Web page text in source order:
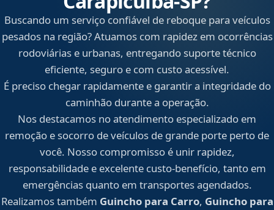
Buscando um serviço confiável de reboque para veículos
pesados na região? Atuamos com rapidez em ocorrências
rodoviárias e urbanas, entregando suporte técnico
eficiente, seguro e com custo acessível.
É preciso chegar rapidamente e garantir a integridade do
caminhão durante a operação.
Nos destacamos no atendimento especializado em
remoção e socorro de veículos de grande porte perto de
você. Nosso compromisso é unir rapidez,
responsabilidade e excelente custo-benefício, tanto em
emergências quanto em transportes agendados.
Realizamos também Guincho para Carro, Guincho para